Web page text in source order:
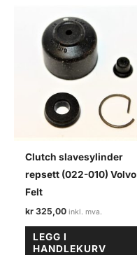
Clutch slavesylinder
repsett (022-010) Volvo
Felt
kr 325,00
LEGG I
HANDLEKURV